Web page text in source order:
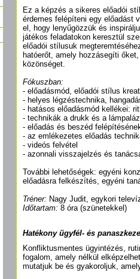
Ez a képzés a sikeres előadói
érdemes felépíteni egy előadást
el, hogy lenyűgözzük és
játékos feladatokon keresztül
előadói stílusuk
hatóerőt, amely hozzásegíti
közönséget.
Fókuszban:
- előadásmód, előadói stílus
- helyes légzéstechnika,
- hatásos előadásmód kellékei:
- technikák a drukk és a
- előadás és beszéd
- az emlékezetes előadás
- videós felvétel
- azonnali visszajelzés és
További lehetőségek: egyéni
előadásra felkészítés, egyéni
Tréner: Nagy Judit, egykori
Időtartam: 8 óra (szünetekkel)
Hatékony ügyfél- és
Konfliktusmentes ügyintézés,
fogalom, amely nélkül
mutatjuk be és gyakoroljuk,